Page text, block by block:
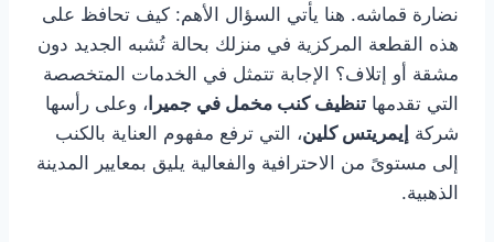
نضارة قماشه. هنا يأتي السؤال الأهم: كيف تحافظ على
هذه القطعة المركزية في منزلك بحالة تُشبه الجديد دون
مشقة أو إتلاف؟ الإجابة تتمثل في الخدمات المتخصصة
التي تقدمها تنظيف كنب مخمل في جميرا ، وعلى رأسها
شركة إيمريتس كلين، التي ترفع مفهوم العناية بالكنب
إلى مستوىً من الاحترافية والفعالية يليق بمعايير المدينة
الذهبية.